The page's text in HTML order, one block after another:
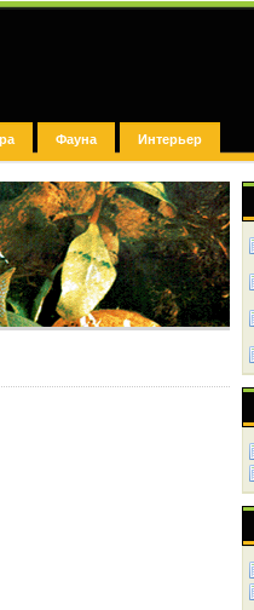
Фауна Интерьер